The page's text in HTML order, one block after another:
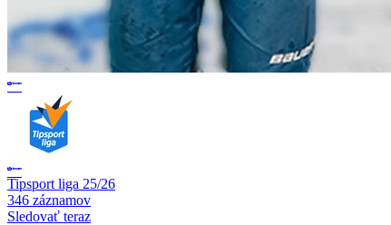
Tipsport liga 25/26
346 záznamov
Sledovať teraz